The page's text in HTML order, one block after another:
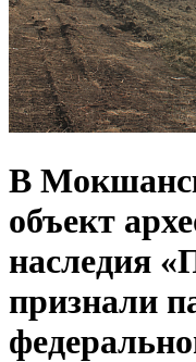
В
объект
наследия
признали